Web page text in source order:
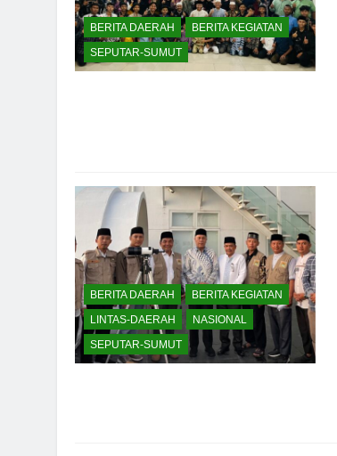
BERITA DAERAH
BERITA KEGIATAN
SEPUTAR-SUMUT
BERITA DAERAH
BERITA KEGIATAN
LINTAS-DAERAH
NASIONAL
SEPUTAR-SUMUT